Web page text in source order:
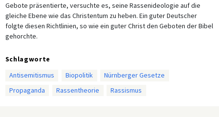
Gebote präsentierte, versuchte es, seine Rassenideologie auf die
gleiche Ebene wie das Christentum zu heben. Ein guter Deutscher
folgte diesen Richtlinien, so wie ein guter Christ den Geboten der Bibel
gehorchte.
Schlagworte
Antisemitismus
Biopolitik
Nürnberger Gesetze
Propaganda
Rassentheorie Rassismus